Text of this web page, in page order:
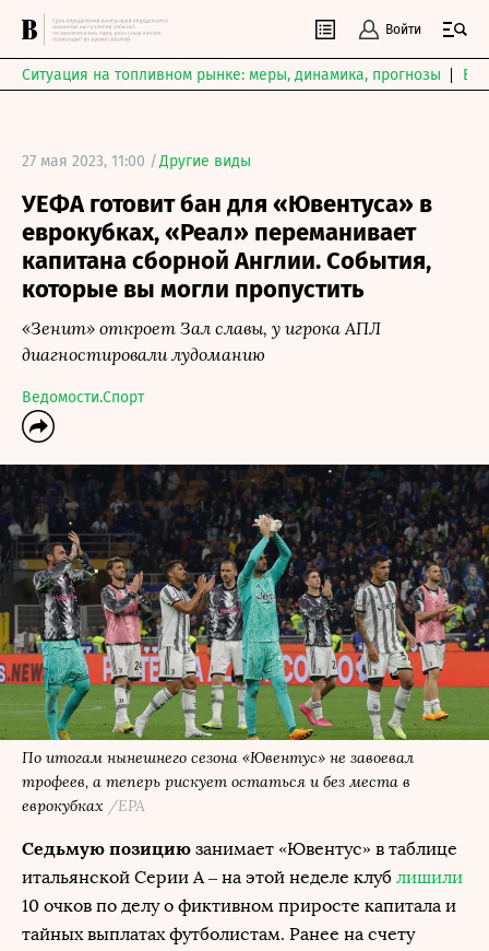
Войти
Ситуация на топливном рынке: меры, динамика, прогнозы
27 мая 2023, 11:00 /Другие виды
УЕФА готовит бан для «Ювентуса» в
еврокубках, «Реал» переманивает
капитана сборной Англии. События,
которые вы могли пропустить
«Зенит» откроет Зал славы, у игрока АПЛ
диагностировали лудоманию
Ведомости.Спорт
По итогам нынешнего сезона «Ювентус» не завоевал
трофеев, а теперь рискует остаться и без места в
еврокубках /EPA
Седьмую позицию занимает «Ювентус» в таблице
итальянской Серии А – на этой неделе клуб лишили
10 очков по делу о фиктивном приросте капитала и
тайных выплатах футболистам. Ранее на счету